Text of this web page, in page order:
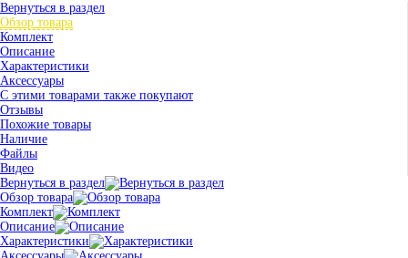
Вернуться в раздел
Обзор товара
Комплект
Описание
Характеристики
Аксессуары
С этими товарами также покупают
Отзывы
Похожие товары
Наличие
Файлы
Видео
Вернуться в раздел
Обзор товара
Комплект
Описание
Характеристики